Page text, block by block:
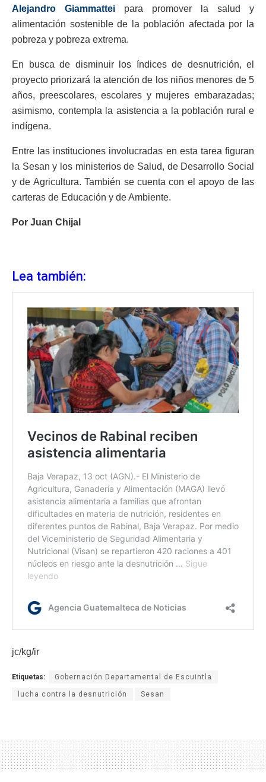
Alejandro Giammattei para promover la salud y
alimentación sostenible de la población afectada por la
pobreza y pobreza extrema.
En busca de disminuir los índices de desnutrición, el
proyecto priorizará la atención de los niños menores de 5
años, preescolares, escolares y mujeres embarazadas;
asimismo, contempla la asistencia a la población rural e
indígena.
Entre las instituciones involucradas en esta tarea figuran
la Sesan y los ministerios de Salud, de Desarrollo Social
y de Agricultura. También se cuenta con el apoyo de las
carteras de Educación y de Ambiente.
Por Juan Chijal
Lea también:
jc/kg/ir
Etiquetas: Gobernación Departamental de Escuintla
lucha contra la desnutrición Sesan